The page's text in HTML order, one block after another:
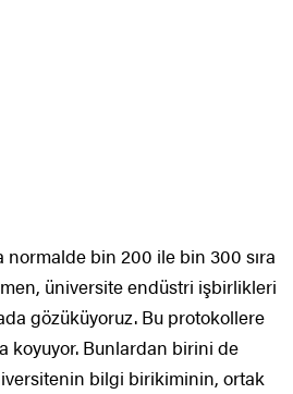
bin 200 ile bin 300 sıra
üniversite endüstri işbirlikleri
gözüküyoruz. Bu protokollere
koyuyor. Bunlardan birini de
bilgi birikiminin, ortak